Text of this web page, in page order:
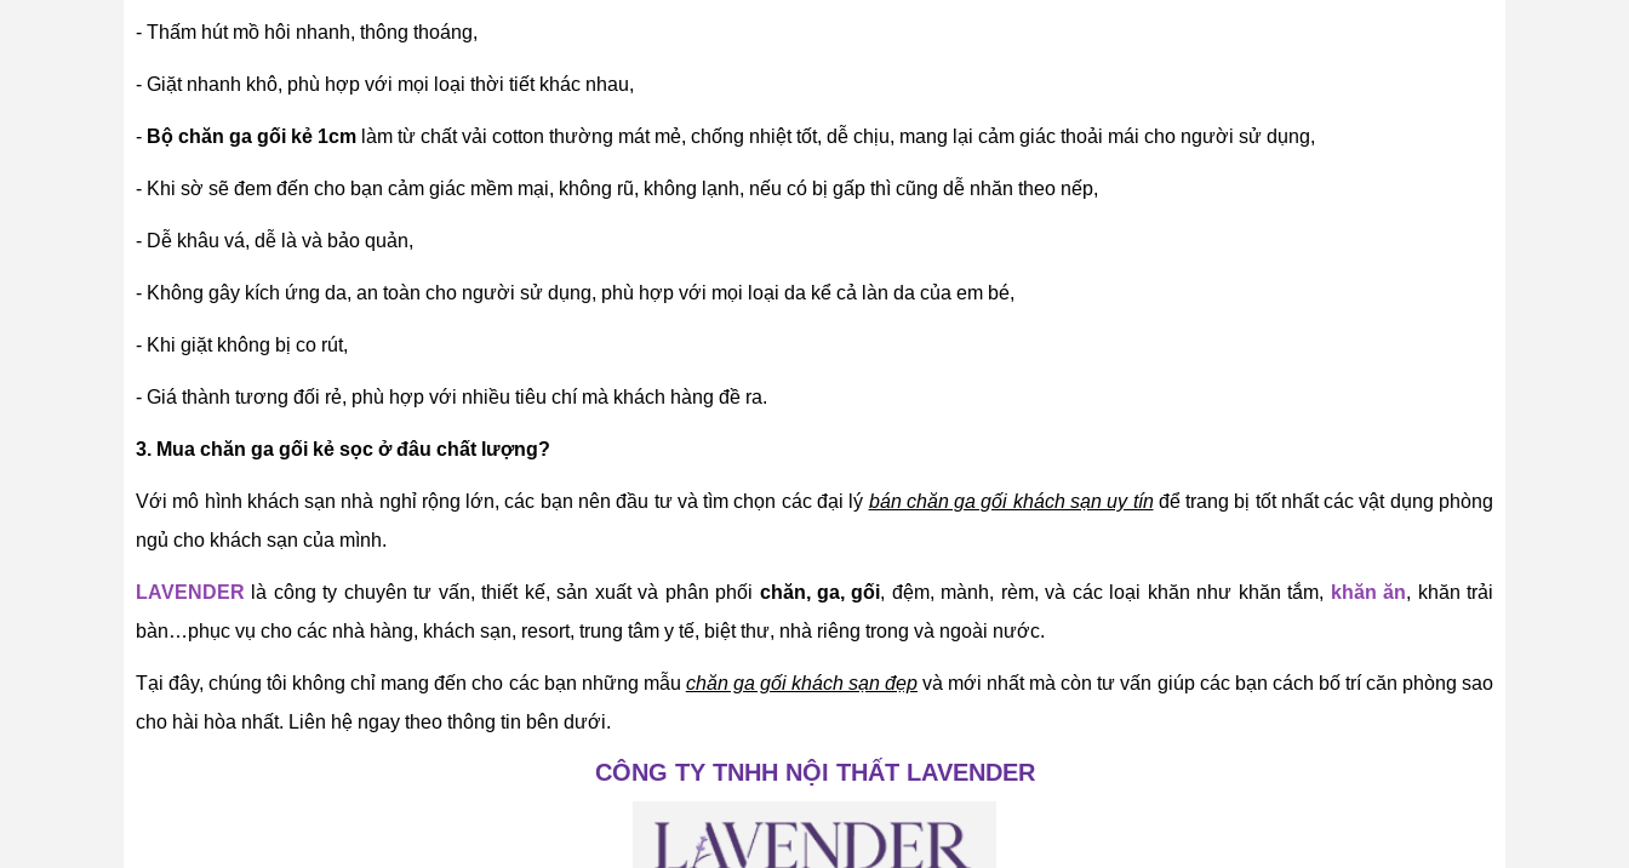
- Thấm hút mồ hôi nhanh, thông thoáng,
- Giặt nhanh khô, phù hợp với mọi loại thời tiết khác nhau,
- Bộ chăn ga gối kẻ 1cm làm từ chất vải cotton thường mát mẻ, chống nhiệt tốt, dễ chịu, mang lại cảm giác thoải mái cho người sử dụng,
- Khi sờ sẽ đem đến cho bạn cảm giác mềm mại, không rũ, không lạnh, nếu có bị gấp thì cũng dễ nhăn theo nếp,
- Dễ khâu vá, dễ là và bảo quản,
- Không gây kích ứng da, an toàn cho người sử dụng, phù hợp với mọi loại da kể cả làn da của em bé,
- Khi giặt không bị co rút,
- Giá thành tương đối rẻ, phù hợp với nhiều tiêu chí mà khách hàng đề ra.
3. Mua chăn ga gối kẻ sọc ở đâu chất lượng?
Với mô hình khách sạn nhà nghỉ rộng lớn, các bạn nên đầu tư và tìm chọn các đại lý bán chăn ga gối khách sạn uy tínđể trang bị tốt nhất các vật dụng phòng
ngủ cho khách sạn của mình.
LAVENDER là công ty chuyên tư vấn, thiết kế, sản xuất và phân phối chăn, ga, gối, đệm, mành, rèm, và các loại khăn như khăn tắm, khăn ăn, khăn trải
bàn…phục vụ cho các nhà hàng, khách sạn, resort, trung tâm y tế, biệt thư, nhà riêng trong và ngoài nước.
Tại đây, chúng tôi không chỉ mang đến cho các bạn những mẫu chăn ga gối khách sạn đẹp và mới nhất mà còn tư vấn giúp các bạn cách bố trí căn phòng sao
cho hài hòa nhất. Liên hệ ngay theo thông tin bên dưới.
CÔNG TY TNHH NỘI THẤT LAVENDER